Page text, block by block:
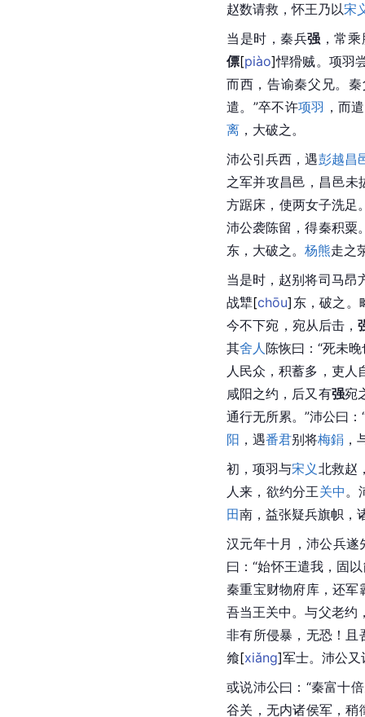
赵数请救，怀王乃以宋
当是时，秦兵强 ，常
僄[piào]悍猾贼。项羽
而西，告谕秦父兄。
遣。”卒不许项羽 ，而
离 ，大破之。
沛公引兵西，遇彭越昌
之军并攻昌邑，昌邑未
方踞床，使两女子洗足
沛公袭陈留 ，得秦积
东，大破之。 杨熊走之
当是时，赵别将司马昂
战犨[chōu] 东，破之。
今不下宛，宛从后击，
其舍人陈恢曰：“死未
人民众，积蓄多，吏人
咸阳之约，后又有强宛
通行无所累。”沛公曰
阳 ，遇番君别将梅鋗
初，项羽与宋义 北救赵
人来，欲约分王关中。
田南，益张疑兵旗帜，
汉元年十月，沛公兵遂
曰：“始怀王遣我，固
秦重宝财物府库，还军
吾当王关中。与父老约
非有所侵暴，无恐！且
飨[xiǎng]军士。沛公又
或说沛公曰：“秦富十
谷关，无内诸侯军，稍